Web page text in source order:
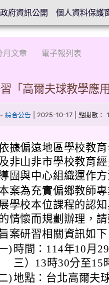
月文章 電子報列表
「高爾夫球教學應用
-綜合公告 | 2025-10-17 | 點閱數：
據偏遠地區學校教
非山非市學校教育
團與中心組織運作方
案為充實偏鄉教師
學校本位課程的認
情懷而規劃辦理，
旨案研習相關資訊如下
) 時間：114年10月
三）13時30分至15
)地點：台北高爾夫
政府資訊公開 個人資料保護